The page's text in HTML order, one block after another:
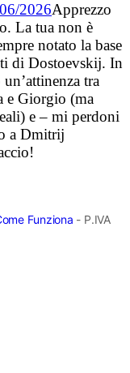
2026Apprezzo
La tua non è
notato la base
di Dostoevskij. In
tra
e Giorgio (ma
e – mi perdoni
a Dmitrij
Funziona - P.IVA